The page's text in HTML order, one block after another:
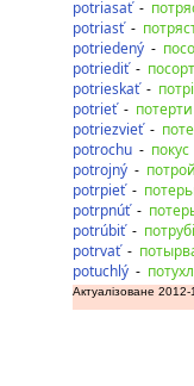
potriasať-
potriasť-
potriedený -
potriediť-
potrieskať-
potrieť- потерти
potriezvieť-
potrochu - покус
potrojný -
potrpieť-
potrpnúť-
potrúbiť-
potrvať-
potuchlý -
Актуалізоване